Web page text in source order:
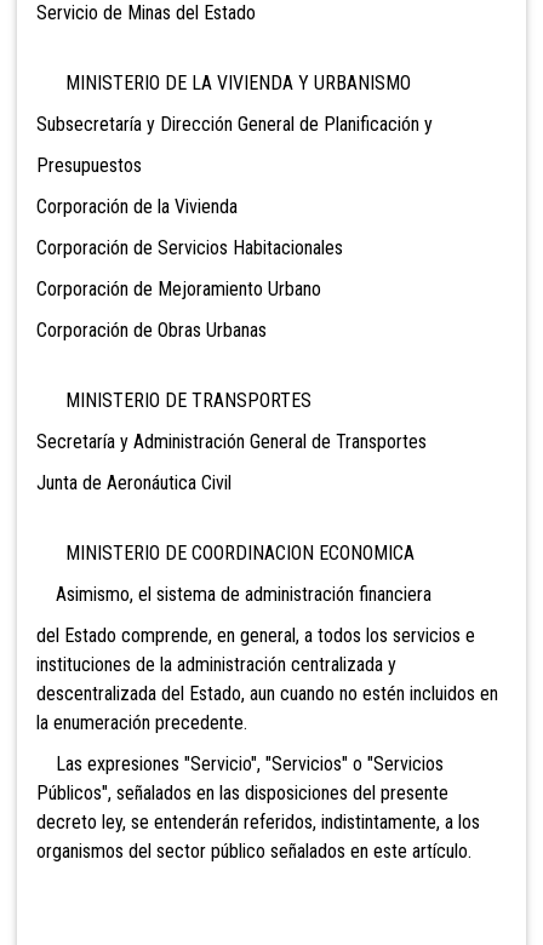
Servicio de Minas del Estado
MINISTERIO DE LA VIVIENDA Y URBANISMO
Subsecretaría y Dirección General de Planificación y
Presupuestos
Corporación de la Vivienda
Corporación de Servicios Habitacionales
Corporación de Mejoramiento Urbano
Corporación de Obras Urbanas
MINISTERIO DE TRANSPORTES
Secretaría y Administración General de Transportes
Junta de Aeronáutica Civil
MINISTERIO DE COORDINACION ECONOMICA
Asimismo, el sistema de administración financiera
del Estado comprende, en general, a todos los servicios e
instituciones de la administración centralizada y
descentralizada del Estado, aun cuando no estén incluidos en
la enumeración precedente.
Las expresiones "Servicio", "Servicios" o "Servicios
Públicos", señalados en las disposiciones del presente
decreto ley, se entenderán referidos, indistintamente, a los
organismos del sector público señalados en este artículo.